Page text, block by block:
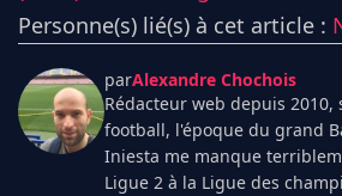
Personne(s) lié(s) à cet article :
parAlexandre Chochois
Rédacteur web depuis 2010,
football, l'époque du grand
Iniesta me manque
Ligue 2 à la Ligue des